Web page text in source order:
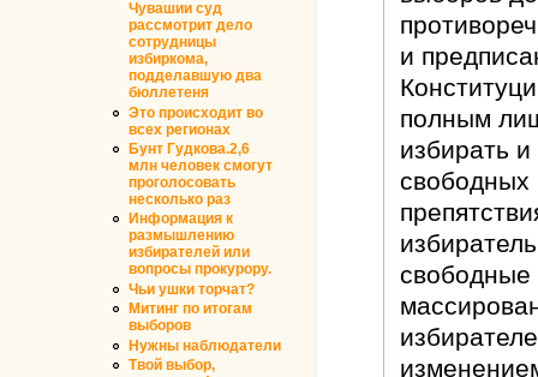
Чувашии суд
рассмотрит дело
сотрудницы
избиркома,
подделавшую два
бюллетеня
Это происходит во
всех регионах
Бунт Гудкова.2,6
млн человек смогут
проголосовать
несколько раз
Информация к
размышлению
избирателей или
вопросы прокурору.
Чьи ушки торчат?
Митинг по итогам
выборов
Нужны наблюдатели
Твой выбор,
и
полным
избирать
свободных